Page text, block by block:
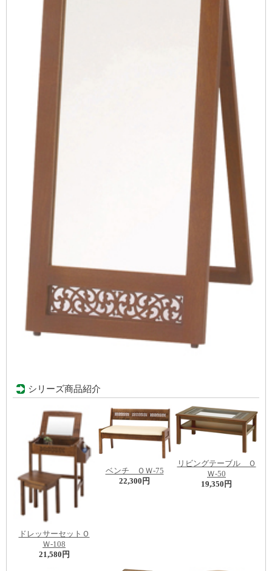
シリーズ商品紹介
ドレッサーセットＯ
Ｗ-108
21,580円
ベンチ ＯＷ-75
22,300円
リビングテーブル Ｏ
Ｗ-50
19,350円